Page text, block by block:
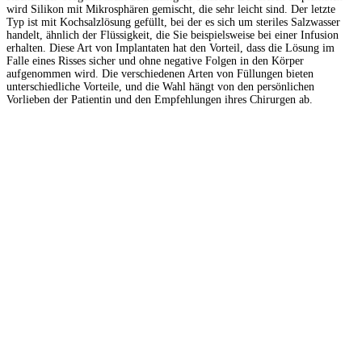
wird Silikon mit Mikrosphären gemischt, die sehr leicht sind. Der letzte
Typ ist mit Kochsalzlösung gefüllt, bei der es sich um steriles Salzwasser
handelt, ähnlich der Flüssigkeit, die Sie beispielsweise bei einer Infusion
erhalten. Diese Art von Implantaten hat den Vorteil, dass die Lösung im
Falle eines Risses sicher und ohne negative Folgen in den Körper
aufgenommen wird. Die verschiedenen Arten von Füllungen bieten
unterschiedliche Vorteile, und die Wahl hängt von den persönlichen
Vorlieben der Patientin und den Empfehlungen ihres Chirurgen ab.